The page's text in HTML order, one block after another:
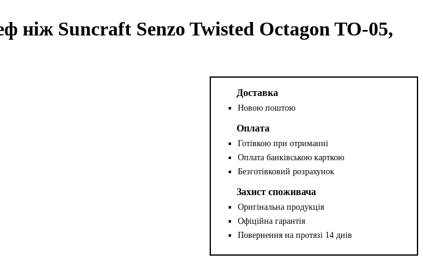
ніж Suncraft Senzo Twisted Octagon TO-05,
Доставка
Новою поштою
Оплата
Готівкою при отриманні
Оплата банківською карткою
Безготівковий розрахунок
Захист споживача
Оригінальна продукція
Офіційна гарантія
Повернення на протязі 14 днів